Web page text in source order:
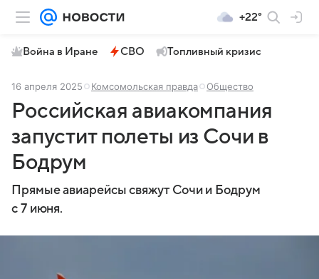
+22°
Война в Иране СВО Топливный кризис
16 апреля 2025 Комсомольская правда Общество
Российская авиакомпания
запустит полеты из Сочи в
Бодрум
Прямые авиарейсы свяжут Сочи и Бодрум
с 7 июня.